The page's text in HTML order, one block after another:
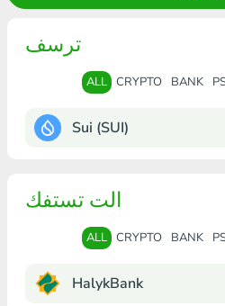
ترسف
ALL CRYPTO BANK
Sui (SUI)
الت تستفك
ALL CRYPTO BANK
HalykBank